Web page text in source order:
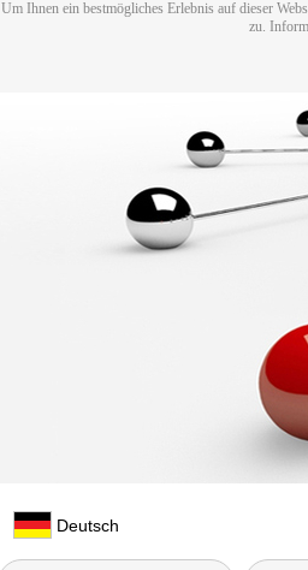
Um Ihnen ein bestmögliches Erlebnis auf dieser
zu.
Deutsch